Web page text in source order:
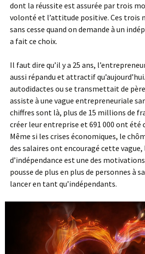
dont la réussite est assurée par trois
volonté et l’attitude positive. Ces trois
sans cesse quand on demande à un
a fait ce choix.
Il faut dire qu’il y a 25 ans,
aussi répandu et attractif
autodidactes ou se transmettait de
assiste à une vague entrepreneuriale
chiffres sont là, plus de 15 millions de
créer leur entreprise et 691 000 ont été
Même si les crises économiques, le
des salaires ont encouragé cette vague,
d’indépendance est une des
pousse de plus en plus de personnes à
lancer en tant qu’indépendants.